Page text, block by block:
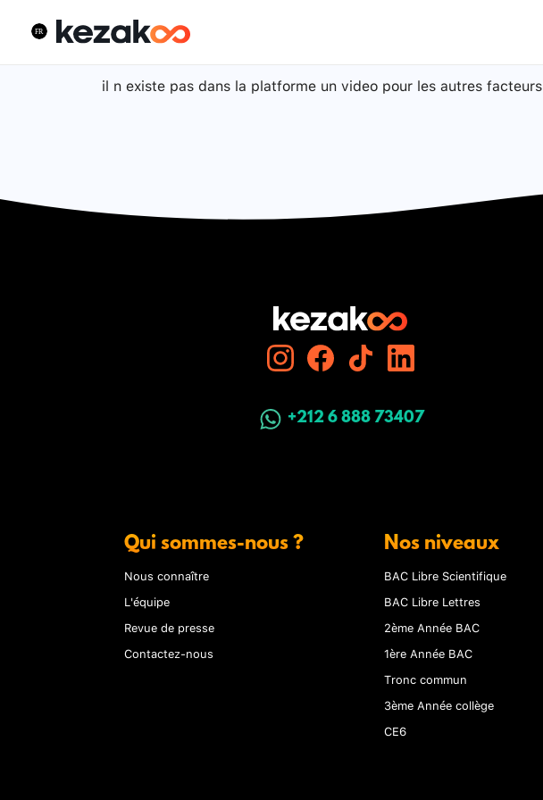
il n existe pas dans la platforme un video pour les autres facteurs
+212 6 888 73407
Qui sommes-nous ?
Nous connaître
L'équipe
Revue de presse
Contactez-nous
Nos niveaux
BAC Libre Scientifique
BAC Libre Lettres
2ème Année BAC
1ère Année BAC
Tronc commun
3ème Année collège
CE6